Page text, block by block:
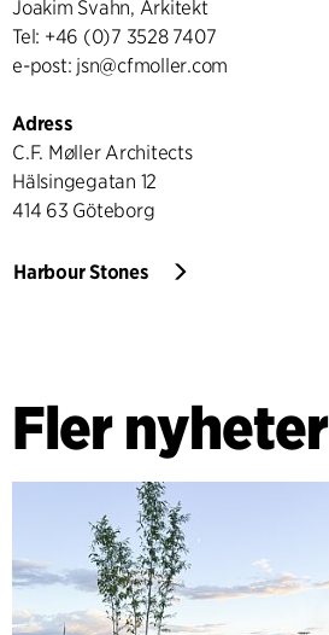
Joakim Svahn, Arkitekt
Tel: +46 (0)7 3528 7407
e-post: jsn@cfmoller.com
Adress
C.F. Møller Architects
Hälsingegatan 12
414 63 Göteborg
Harbour Stones
Fler nyheter